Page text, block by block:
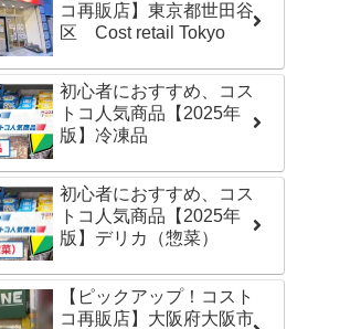
コ再販店】東京都世田谷
区 Cost retail Tokyo
初心者におすすめ、コス
トコ人気商品【2025年
版】冷凍品
初心者におすすめ、コス
トコ人気商品【2025年
版】デリカ（惣菜）
【ピックアップ！コスト
コ再販店】大阪府大阪市